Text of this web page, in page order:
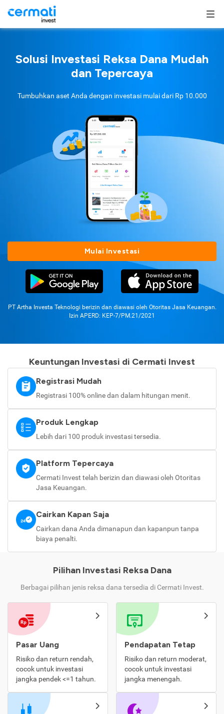
Solusi Investasi Reksa Dana Mudah
dan Tepercaya
Tumbuhkan aset Anda dengan investasi mulai dari Rp 10.000
Mulai Investasi
PT Artha Investa Teknologi berizin dan diawasi oleh Otoritas Jasa Keuangan.
Izin APERD: KEP-7/PM.21/2021
Keuntungan Investasi di Cermati Invest
Registrasi Mudah
Registrasi 100% online dan dalam hitungan menit.
Produk Lengkap
Lebih dari 100 produk investasi tersedia.
Platform Tepercaya
Cermati Invest telah berizin dan diawasi oleh Otoritas
Jasa Keuangan.
Cairkan Kapan Saja
Cairkan dana Anda dimanapun dan kapanpun tanpa
biaya penalti.
Pilihan Investasi Reksa Dana
Berbagai pilihan jenis reksa dana tersedia di Cermati Invest.
Pasar Uang
Risiko dan return rendah,
cocok untuk investasi
jangka pendek <=1 tahun.
Pendapatan Tetap
Risiko dan return moderat,
cocok untuk investasi
jangka menengah.